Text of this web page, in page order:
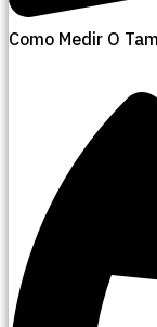
Como Medir O